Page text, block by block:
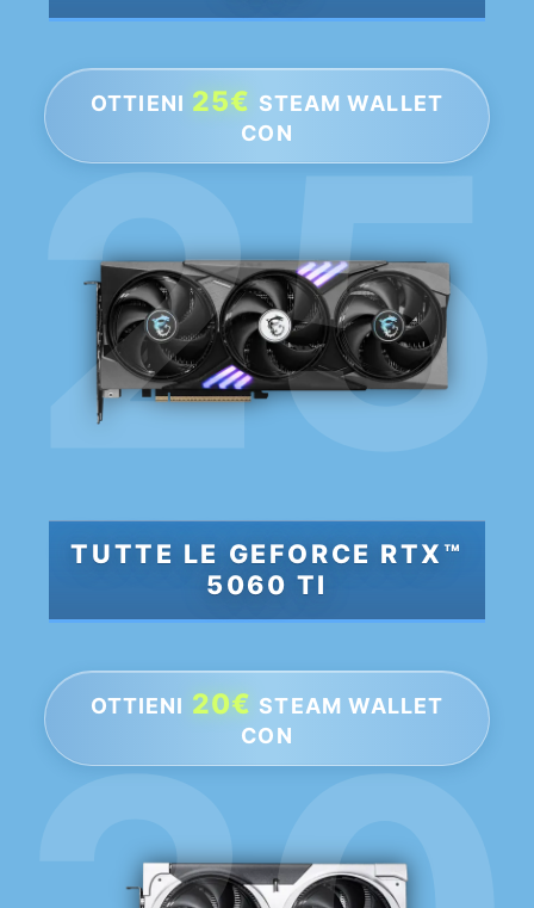
OTTIENI 25€ STEAM WALLET
CON
TUTTE LE GEFORCE RTX™
5060 TI
OTTIENI 20€ STEAM WALLET
CON